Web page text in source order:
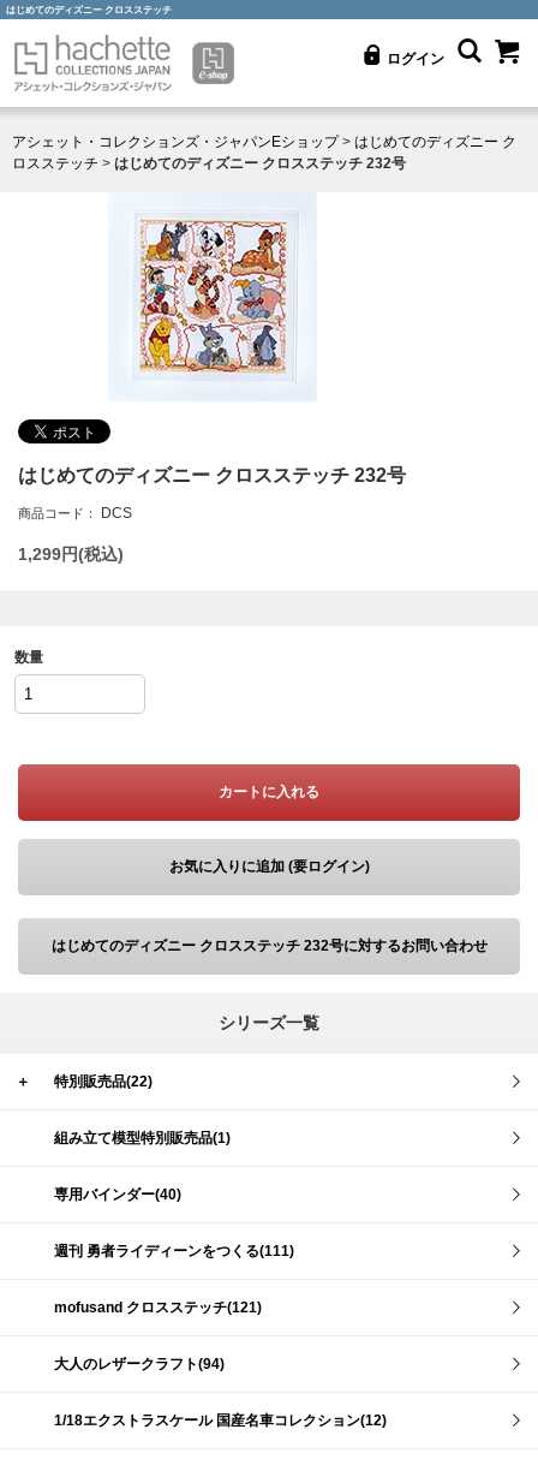
はじめてのディズニー クロスステッチ
ログイン
アシェット・コレクションズ・ジャパンEショップ> はじめてのディズニー ク
ロスステッチ > はじめてのディズニー クロスステッチ 232号
はじめてのディズニー クロスステッチ 232号
商品コード： DCS
1,299円(税込)
数量
カートに入れる
お気に入りに追加 (要ログイン)
はじめてのディズニー クロスステッチ 232号に対するお問い合わせ
シリーズ一覧
＋ 特別販売品(22)
組み立て模型特別販売品(1)
専用バインダー(40)
週刊 勇者ライディーンをつくる(111)
mofusand クロスステッチ(121)
大人のレザークラフト(94)
1/18エクストラスケール 国産名車コレクション(12)